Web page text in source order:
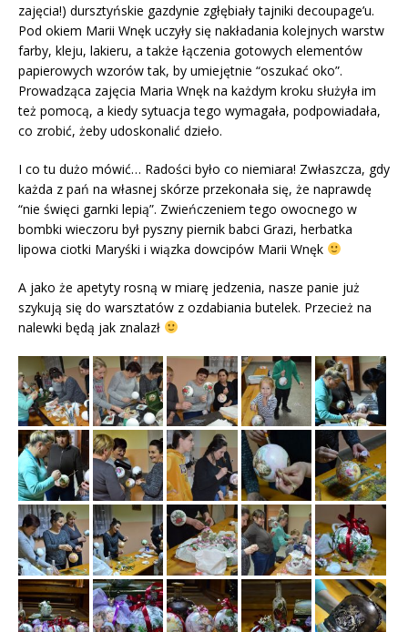
zajęcia!) dursztyńskie gazdynie zgłębiały tajniki decoupage’u.
Pod okiem Marii Wnęk uczyły się nakładania kolejnych warstw
farby, kleju, lakieru, a także łączenia gotowych elementów
papierowych wzorów tak, by umiejętnie “oszukać oko”.
Prowadząca zajęcia Maria Wnęk na każdym kroku służyła im
też pomocą, a kiedy sytuacja tego wymagała, podpowiadała,
co zrobić, żeby udoskonalić dzieło.
I co tu dużo mówić… Radości było co niemiara! Zwłaszcza, gdy
każda z pań na własnej skórze przekonała się, że naprawdę
“nie święci garnki lepią”. Zwieńczeniem tego owocnego w
bombki wieczoru był pyszny piernik babci Grazi, herbatka
lipowa ciotki Maryśki i wiązka dowcipów Marii Wnęk
A jako że apetyty rosną w miarę jedzenia, nasze panie już
szykują się do warsztatów z ozdabiania butelek. Przecież na
nalewki będą jak znalazł